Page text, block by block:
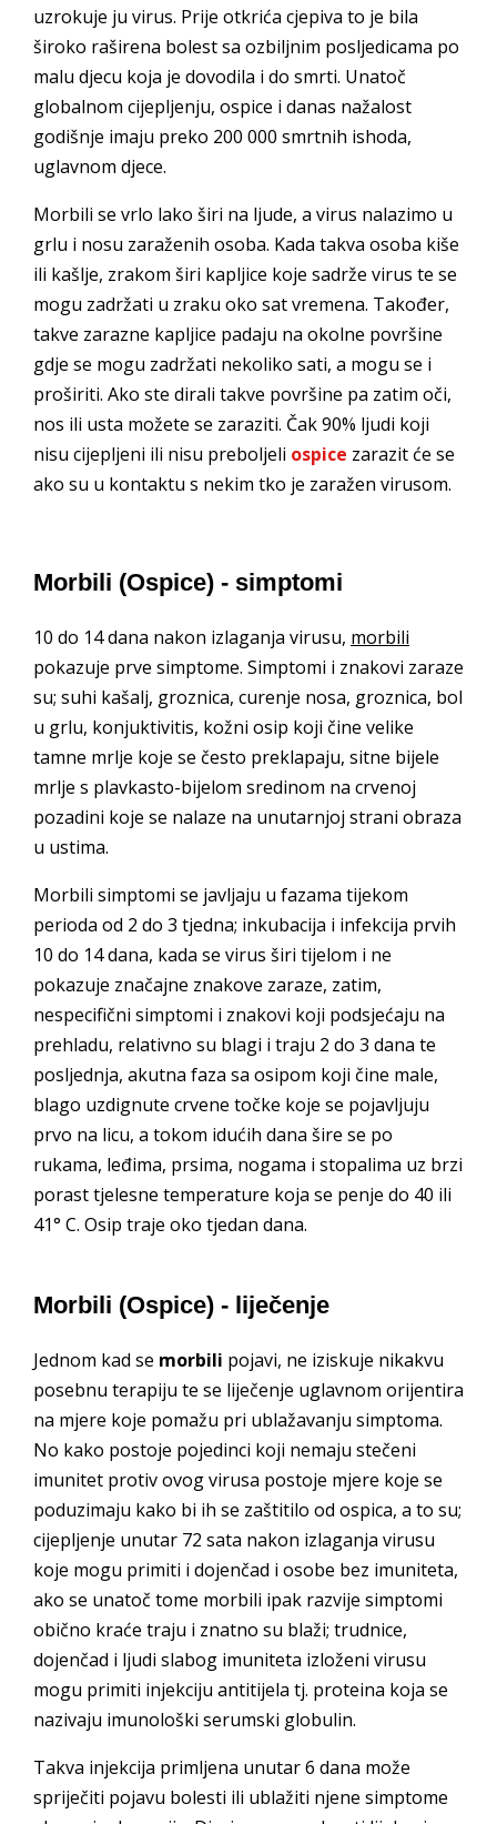
uzrokuje ju virus. Prije otkrića cjepiva to je bila
široko raširena bolest sa ozbiljnim posljedicama po
malu djecu koja je dovodila i do smrti. Unatoč
globalnom cijepljenju, ospice i danas nažalost
godišnje imaju preko 200 000 smrtnih ishoda,
uglavnom djece.
Morbili se vrlo lako širi na ljude, a virus nalazimo u
grlu i nosu zaraženih osoba. Kada takva osoba kiše
ili kašlje, zrakom širi kapljice koje sadrže virus te se
mogu zadržati u zraku oko sat vremena. Također,
takve zarazne kapljice padaju na okolne površine
gdje se mogu zadržati nekoliko sati, a mogu se i
proširiti. Ako ste dirali takve površine pa zatim oči,
nos ili usta možete se zaraziti. Čak 90% ljudi koji
nisu cijepljeni ili nisu preboljeli ospice zarazit će se
ako su u kontaktu s nekim tko je zaražen virusom.
Morbili (Ospice) - simptomi
10 do 14 dana nakon izlaganja virusu, morbili
pokazuje prve simptome. Simptomi i znakovi zaraze
su; suhi kašalj, groznica, curenje nosa, groznica, bol
u grlu, konjuktivitis, kožni osip koji čine velike
tamne mrlje koje se često preklapaju, sitne bijele
mrlje s plavkasto-bijelom sredinom na crvenoj
pozadini koje se nalaze na unutarnjoj strani obraza
u ustima.
Morbili simptomi se javljaju u fazama tijekom
perioda od 2 do 3 tjedna; inkubacija i infekcija prvih
10 do 14 dana, kada se virus širi tijelom i ne
pokazuje značajne znakove zaraze, zatim,
nespecifični simptomi i znakovi koji podsjećaju na
prehladu, relativno su blagi i traju 2 do 3 dana te
posljednja, akutna faza sa osipom koji čine male,
blago uzdignute crvene točke koje se pojavljuju
prvo na licu, a tokom idućih dana šire se po
rukama, leđima, prsima, nogama i stopalima uz brzi
porast tjelesne temperature koja se penje do 40 ili
41° C. Osip traje oko tjedan dana.
Morbili (Ospice) - liječenje
Jednom kad se morbili pojavi, ne iziskuje nikakvu
posebnu terapiju te se liječenje uglavnom orijentira
na mjere koje pomažu pri ublažavanju simptoma.
No kako postoje pojedinci koji nemaju stečeni
imunitet protiv ovog virusa postoje mjere koje se
poduzimaju kako bi ih se zaštitilo od ospica, a to su;
cijepljenje unutar 72 sata nakon izlaganja virusu
koje mogu primiti i dojenčad i osobe bez imuniteta,
ako se unatoč tome morbili ipak razvije simptomi
obično kraće traju i znatno su blaži; trudnice,
dojenčad i ljudi slabog imuniteta izloženi virusu
mogu primiti injekciju antitijela tj. proteina koja se
nazivaju imunološki serumski globulin.
Takva injekcija primljena unutar 6 dana može
spriječiti pojavu bolesti ili ublažiti njene simptome